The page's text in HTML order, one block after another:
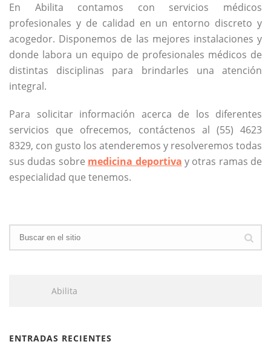
En Abilita contamos con servicios médicos
profesionales y de calidad en un entorno discreto y
acogedor. Disponemos de las mejores instalaciones y
donde labora un equipo de profesionales médicos de
distintas disciplinas para brindarles una atención
integral.
Para solicitar información acerca de los diferentes
servicios que ofrecemos, contáctenos al (55) 4623
8329, con gusto los atenderemos y resolveremos todas
sus dudas sobre medicina deportiva y otras ramas de
especialidad que tenemos.
Abilita
ENTRADAS RECIENTES